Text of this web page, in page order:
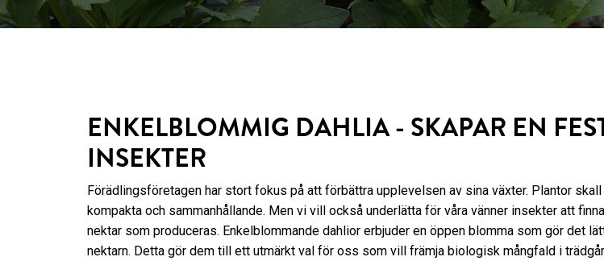
ENKELBLOMMIG DAHLIA - SKAPAR EN
INSEKTER
Förädlingsföretagen har stort fokus på att förbättra upplevelsen av sina växter. Plantor
kompakta och sammanhållande. Men vi vill också underlätta för våra vänner insekter att
nektar som produceras. Enkelblommande dahlior erbjuder en öppen blomma som gör det
nektarn. Detta gör dem till ett utmärkt val för oss som vill främja biologisk mångfald i